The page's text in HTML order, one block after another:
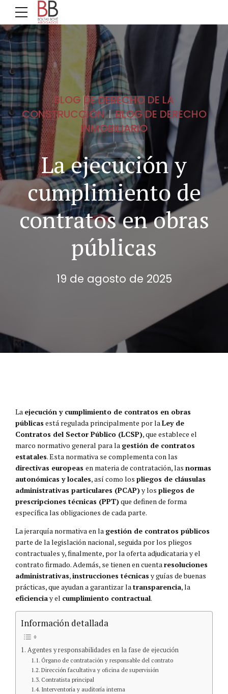
BLOG DE DERECHO DE LA
CONSTRUCCIÓN
BLOG DE DERECHO
INMOBILIARIO
La ejecución y
cumplimiento de
contratos en obras
públicas
19 de agosto de 2025
La ejecución y cumplimiento de contratos en obras
públicas está regulada principalmente por laLey de
Contratos del Sector Público (LCSP), que establece el
marco normativo general para la gestión de contratos
estatales. Esta normativa se complementa con las
directivas europeas en materia de contratación, las normas
autonómicas y locales, así como los pliegos de cláusulas
administrativas particulares (PCAP)y los pliegos de
prescripciones técnicas (PPT)que definen de forma
específica las obligaciones de cada parte.
La jerarquía normativa en la gestión de contratos públicos
parte de la legislación nacional, seguida por los pliegos
contractuales y, finalmente, por la oferta adjudicataria y el
contrato firmado. Además, se tienen en cuentaresoluciones
administrativas,instrucciones técnicas y guías de buenas
prácticas, que ayudan a garantizar latransparencia, la
eficienciay el cumplimiento contractual.
Información detallada
Agentes y responsabilidades en la fase de ejecución
Órgano de contratación y responsable del contrato
Dirección facultativa y oficina de supervisión
Contratista principal
Interventoría y auditoría interna